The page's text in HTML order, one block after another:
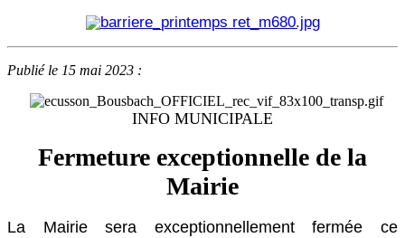
Publié le 15 mai 2023 :
INFO MUNICIPALE
Fermeture exceptionnelle de la
Mairie
La Mairie sera exceptionnellement fermée ce